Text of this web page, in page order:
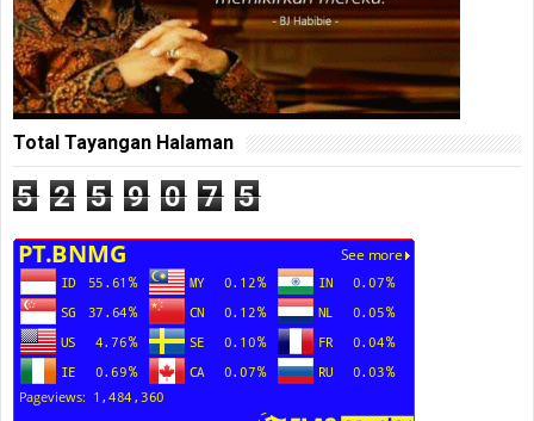
Total Tayangan Halaman
5 2 5 9 0 7 5